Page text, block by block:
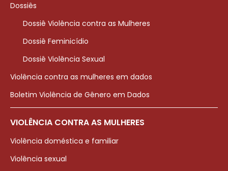
Dossiês
Dossiê Violência contra as Mulheres
Dossiê Feminicídio
Dossiê Violência Sexual
Violência contra as mulheres em dados
Boletim Violência de Gênero em Dados
VIOLÊNCIA CONTRA AS MULHERES
Violência doméstica e familiar
Violência sexual